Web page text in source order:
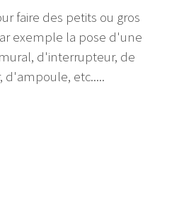
faire des petits ou gros
exemple la pose d'une
d'interrupteur, de
d'ampoule, etc.....